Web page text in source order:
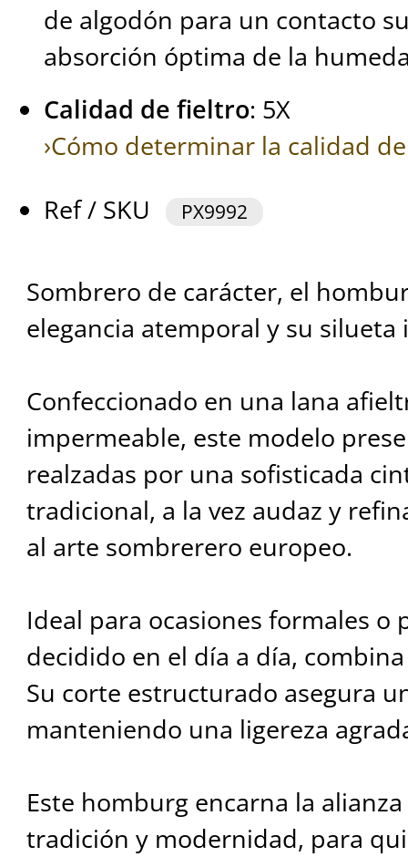
de algodón para un contacto
absorción óptima de la
Calidad de fieltro: 5X
›Cómo determinar la calidad
Ref / SKU
PX9992
Sombrero de carácter, el
elegancia atemporal y su silueta
Confeccionado en una lana
impermeable, este modelo
realzadas por una sofisticada
tradicional, a la vez audaz y
al arte sombrerero europeo.
Ideal para ocasiones formales o
decidido en el día a día,
Su corte estructurado asegura
manteniendo una ligereza
Este homburg encarna la
tradición y modernidad, para